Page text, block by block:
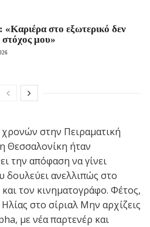
«Καριέρα στο εξωτερικό δεν
μου»
στην Πειραματική
Θεσσαλονίκη ήταν
την απόφαση να γίνει
δουλεύει ανελλιπώς στο
τον κινηματογράφο. Φέτος,
στο σίριαλ Μην αρχίζεις
με νέα παρτενέρ και